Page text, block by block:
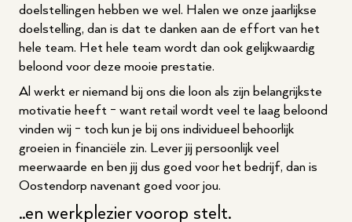
doelstellingen hebben we wel. Halen we onze jaarlijkse
doelstelling, dan is dat te danken aan de effort van het
hele team. Het hele team wordt dan ook gelijkwaardig
beloond voor deze mooie prestatie.
Al werkt er niemand bij ons die loon als zijn belangrijkste
motivatie heeft - want retail wordt veel te laag beloond
vinden wij - toch kun je bij ons individueel behoorlijk
groeien in financiële zin. Lever jij persoonlijk veel
meerwaarde en ben jij dus goed voor het bedrijf, dan is
Oostendorp navenant goed voor jou.
..en werkplezier voorop stelt.